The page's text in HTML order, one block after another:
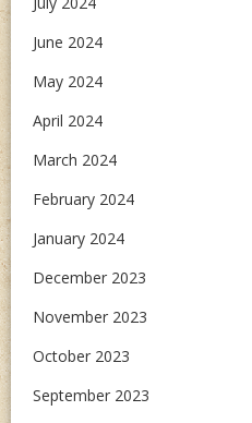
June 2024
May 2024
April 2024
March 2024
February 2024
January 2024
December 2023
November 2023
October 2023
September 2023